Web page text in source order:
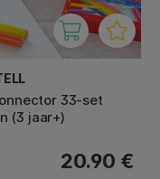
33-set
(3 jaar+)
20.90 €